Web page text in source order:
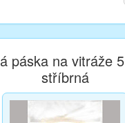
páska na vitráže
stříbrná